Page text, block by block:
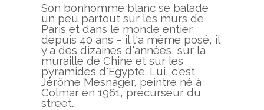
Son bonhomme blanc se balade
un peu partout sur les murs de
Paris et dans le monde entier
depuis 40 ans – il l'a même posé, il
y a des dizaines d'années, sur la
muraille de Chine et sur les
pyramides d'Egypte. Lui, c'est
Jérôme Mesnager, peintre né à
Colmar en 1961, précurseur du
street…